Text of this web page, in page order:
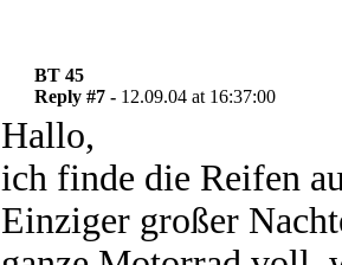
BT 45
Reply #7 - 12.09.04 at 16:37:00
Hallo,
ich finde die Reifen
Einziger großer